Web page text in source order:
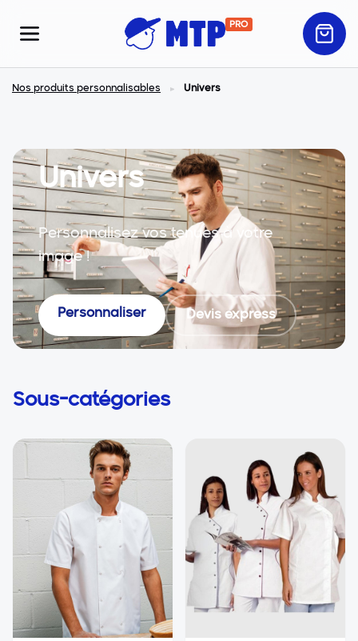
PRO
Nos produits personnalisables Univers
Univers
Personnalisez vos tenues à votre
image !
Personnaliser Devis express
Sous-catégories